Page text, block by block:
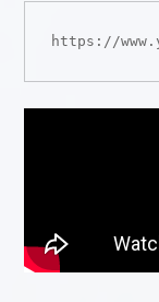
https://